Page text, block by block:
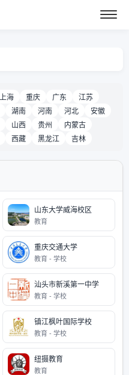
上海 重庆 广东
江苏
湖南 河南 河北
安徽
山西 贵州
内蒙古
西藏 黑龙江 吉林
山东大学威海校区
教育
重庆交通大学
教育 - 学校
汕头市新溪第一中学
教育 - 学校
镇江枫叶国际学校
教育 - 学校
纽摄教育
教育